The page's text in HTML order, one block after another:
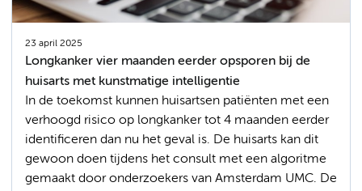
23 april 2025
Longkanker vier maanden eerder opsporen bij de
huisarts met kunstmatige intelligentie
In de toekomst kunnen huisartsen patiënten met een
verhoogd risico op longkanker tot 4 maanden eerder
identificeren dan nu het geval is. De huisarts kan dit
gewoon doen tijdens het consult met een algoritme
gemaakt door onderzoekers van Amsterdam UMC. De